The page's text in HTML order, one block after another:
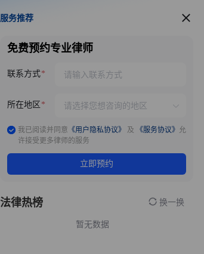
服务推荐
服务推荐
免费预约专业律师
联系方式
所在地区
我已阅读并同意 《用户隐私协议》 及 《服务协议》 允
许接受更多律师的服务
立即预约
法律热榜 换一换
暂无数据